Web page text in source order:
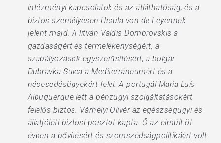
intézményi kapcsolatok és az átláthatóság, és a
biztos személyesen Ursula von de Leyennek
jelent majd. A litván Valdis Dombrovskis a
gazdaságért és termelékenységért, a
szabályozások egyszerűsítésért, a bolgár
Dubravka Suica a Mediterráneumért és a
népesedésügyekért felel. A portugál Maria Luís
Albuquerque lett a pénzügyi szolgáltatásokért
felelős biztos. Várhelyi Olivér az egészségügyi és
állatjóléti biztosi posztot kapta. Ő az elmúlt öt
évben a bővítésért és szomszédságpolitikáért volt